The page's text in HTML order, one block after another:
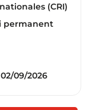
(CRI)
permanent
02/09/2026